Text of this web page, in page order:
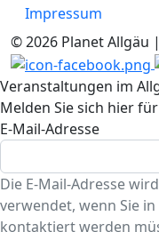
Impressum
© 2026 Planet Allgäu
Veranstaltungen im
Melden Sie sich hier
E-Mail-Adresse
Die E-Mail-Adresse
verwendet, wenn Sie
kontaktiert werden